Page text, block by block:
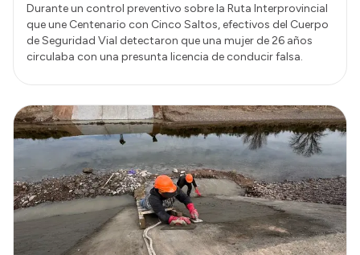
Durante un control preventivo sobre la Ruta Interprovincial
que une Centenario con Cinco Saltos, efectivos del Cuerpo
de Seguridad Vial detectaron que una mujer de 26 años
circulaba con una presunta licencia de conducir falsa.